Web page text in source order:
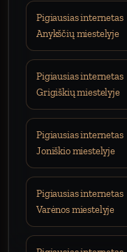
Pigiausias internetas
Anykščių miestelyje
Pigiausias internetas
Grigiškių miestelyje
Pigiausias internetas
Joniškio miestelyje
Pigiausias internetas
Varėnos miestelyje